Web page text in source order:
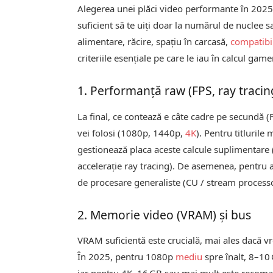
Alegerea unei plăci video performante în
suficient să te uiți doar la numărul de nuclee
alimentare, răcire, spațiu în carcasă,
criteriile esențiale pe care le iau în calcul
1. Performanță raw (FPS, ray
La final, ce contează e câte cadre pe
vei folosi (1080p, 1440p,4K). Pentru titlurile
gestionează placa aceste calcule
accelerație ray tracing). De asemenea,
de procesare generaliste (CU / stream
2. Memorie video (VRAM) și bus
VRAM suficientă este crucială, mai ales dacă
În 2025, pentru 1080p mediu spre înalt, 8–10